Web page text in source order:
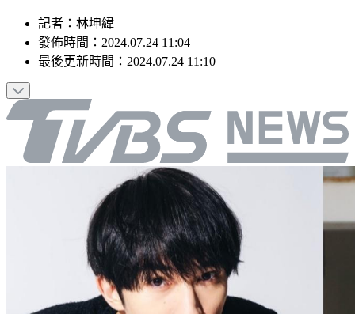
記者 ： 林坤緯
發佈時間： 2024.07.24 11:04
最後更新時間： 2024.07.24 11:10